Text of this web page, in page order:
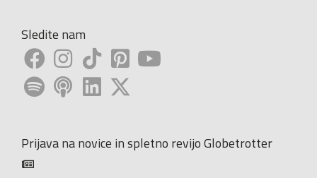
Sledite nam
Prijava na novice in spletno revijo Globetrotter